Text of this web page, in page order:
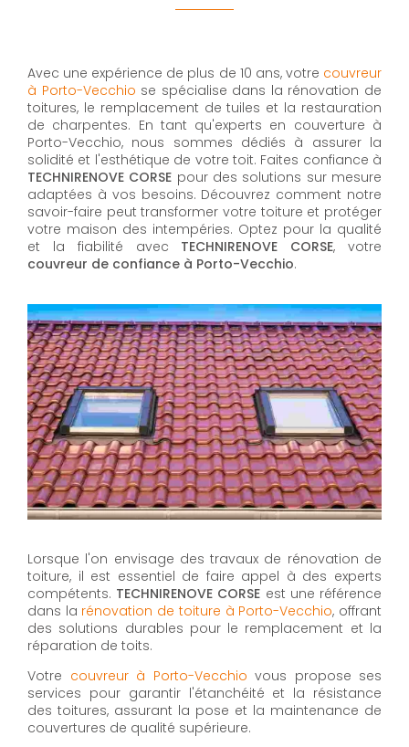
Avec une expérience de plus de 10 ans, votre couvreur
à Porto-Vecchio se spécialise dans la rénovation de
toitures, le remplacement de tuiles et la restauration
de charpentes. En tant qu'experts en couverture à
Porto-Vecchio, nous sommes dédiés à assurer la
solidité et l'esthétique de votre toit. Faites confiance à
TECHNIRENOVE CORSE pour des solutions sur mesure
adaptées à vos besoins. Découvrez comment notre
savoir-faire peut transformer votre toiture et protéger
votre maison des intempéries. Optez pour la qualité
et la fiabilité avec TECHNIRENOVE CORSE, votre
couvreur de confiance à Porto-Vecchio.
Lorsque l'on envisage des travaux de rénovation de
toiture, il est essentiel de faire appel à des experts
compétents. TECHNIRENOVE CORSE est une référence
dans la rénovation de toiture à Porto-Vecchio, offrant
des solutions durables pour le remplacement et la
réparation de toits.
Votre couvreur à Porto-Vecchio vous propose ses
services pour garantir l'étanchéité et la résistance
des toitures, assurant la pose et la maintenance de
couvertures de qualité supérieure.